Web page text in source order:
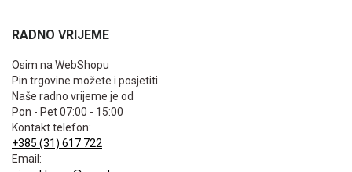
RADNO VRIJEME
Osim na WebShopu
Pin trgovine možete i posjetiti
Naše radno vrijeme je od
Pon - Pet 07:00 - 15:00
Kontakt telefon:
+385 (31) 617 722
Email: